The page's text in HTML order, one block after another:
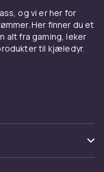
og vi er her for
Her finner du et
alt fra gaming, leker
til kjæledyr.